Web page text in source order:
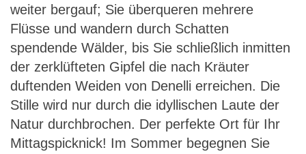
weiter bergauf; Sie überqueren mehrere
Flüsse und wandern durch Schatten
spendende Wälder, bis Sie schließlich inmitten
der zerklüfteten Gipfel die nach Kräuter
duftenden Weiden von Denelli erreichen. Die
Stille wird nur durch die idyllischen Laute der
Natur durchbrochen. Der perfekte Ort für Ihr
Mittagspicknick! Im Sommer begegnen Sie